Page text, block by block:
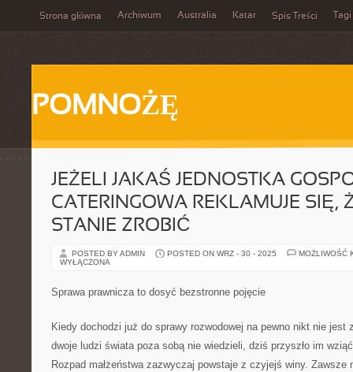
Strona główna Archiwum Australia Katar Spis Treści Tagi
POMNOŻĘ
JEŻELI JAKAŚ JEDNOSTKA
CATERINGOWA REKLAMUJE SIĘ,
STANIE ZROBIĆ
POSTED BY ADMIN POSTED ON WRZ - 30 - 2025
MOŻLIWOŚĆ
WYŁĄCZONA
Sprawa prawnicza to dosyć bezstronne pojęcie
Kiedy dochodzi już do sprawy rozwodowej na pewno nikt nie jest
dwoje ludzi świata poza sobą nie wiedzieli, dziś przyszło im
Rozpad małżeństwa zazwyczaj powstaje z czyjejś winy.